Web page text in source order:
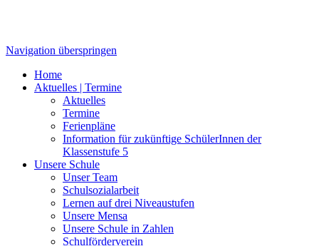
Navigation überspringen
Home
Aktuelles | Termine
Aktuelles
Termine
Ferienpläne
Information für zukünftige SchülerInnen der
Klassenstufe 5
Unsere Schule
Unser Team
Schulsozialarbeit
Lernen auf drei Niveaustufen
Unsere Mensa
Unsere Schule in Zahlen
Schulförderverein